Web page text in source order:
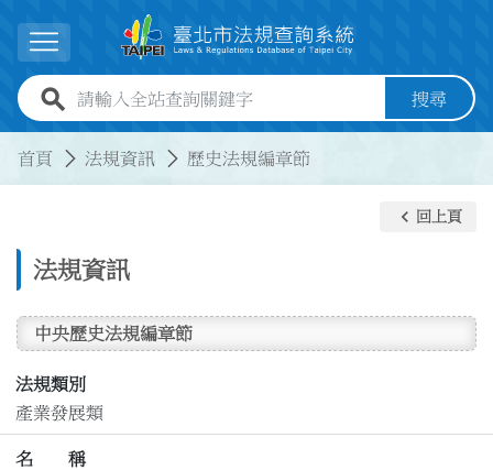
展開選單
全站查詢關鍵字欄位 搜尋
首頁 法規資訊 歷史法規編章節
法規資訊
keyboard_arrow_left 回上頁
中央歷史法規編章節
法規類別
產業發展類
名 稱